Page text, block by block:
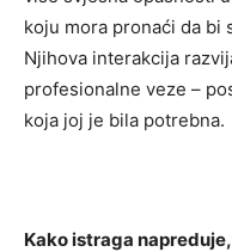
koju mora pronaći da bi
Njihova interakcija
profesionalne veze –
koja joj je bila potrebna.
Kako istraga